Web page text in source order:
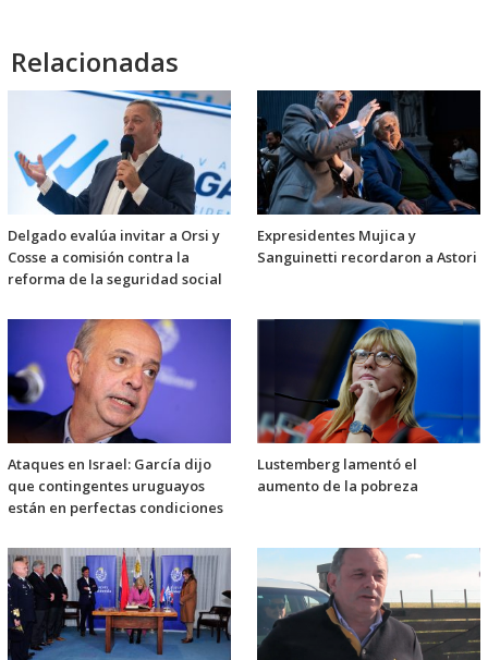
Relacionadas
Delgado evalúa invitar a Orsi y
Cosse a comisión contra la
reforma de la seguridad social
Expresidentes Mujica y
Sanguinetti recordaron a Astori
Ataques en Israel: García dijo
que contingentes uruguayos
están en perfectas condiciones
Lustemberg lamentó el
aumento de la pobreza